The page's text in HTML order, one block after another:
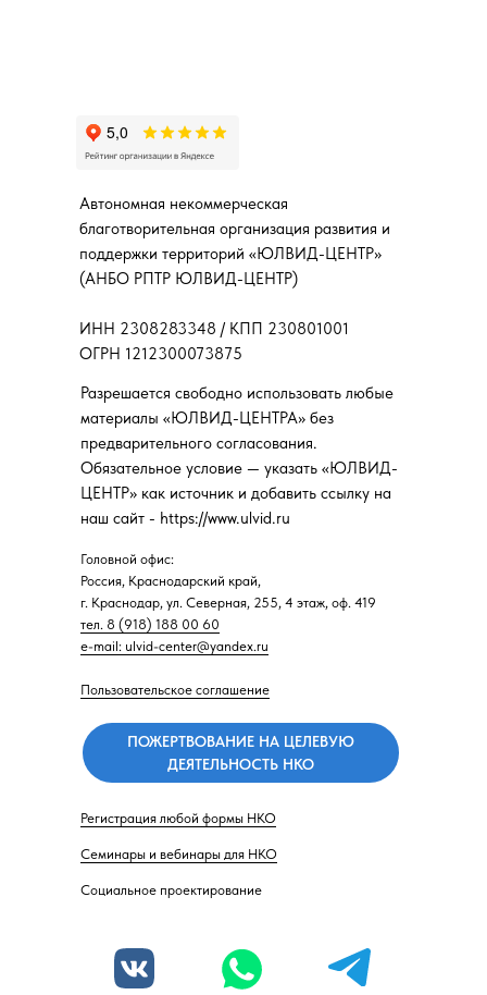
Регистрация любой формы НКО
Семинары и вебинары для НКО
Социальное проектирование
Головной офис:
Россия, Краснодарский край,
г. Краснодар, ул. Северная, 255, 4 этаж, оф. 419
тел. 8 (918) 188 00 60
e-mail: ulvid-center@yandex.ru
Пользовательское соглашение
Разрешается свободно использовать любые
материалы «ЮЛВИД-ЦЕНТРА» без
предварительного согласования.
Обязательное условие — указать «ЮЛВИД-
ЦЕНТР» как источник и добавить ссылку на
наш сайт - https://www.ulvid.ru
Автономная некоммерческая
благотворительная организация развития и
поддержки территорий «ЮЛВИД-ЦЕНТР»
(АНБО РПТР ЮЛВИД-ЦЕНТР)
ИНН 2308283348 / КПП 230801001
ОГРН 1212300073875
ПОЖЕРТВОВАНИЕ НА ЦЕЛЕВУЮ
ДЕЯТЕЛЬНОСТЬ НКО